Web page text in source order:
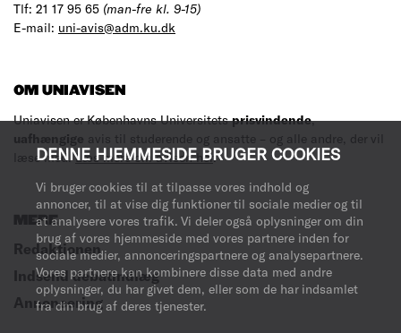
DENNE HJEMMESIDE BRUGER COOKIES
Vi bruger cookies til at tilpasse vores indhold og
annoncer, til at vise dig funktioner til sociale medier og til
at analysere vores trafik. Vi deler også oplysninger om din
brug af vores hjemmeside med vores partnere inden for
sociale medier, annonceringspartnere og analysepartnere.
Vores partnere kan kombinere disse data med andre
oplysninger, du har givet dem, eller som de har indsamlet
fra din brug af deres tjenester.
Tlf: 21 17 95 65 (man-fre kl. 9-15)
E-mail: uni-avis@adm.ku.dk
OM UNIAVISEN
Uniavisen er Københavns Universitetsprisvindende,
uafhængige avis til studerende og ansatte – og alle andre, der vil
læse med.Læs mere om avisen her.
MERE
Redaktionen
Indsend debatindlæg
Annoncering